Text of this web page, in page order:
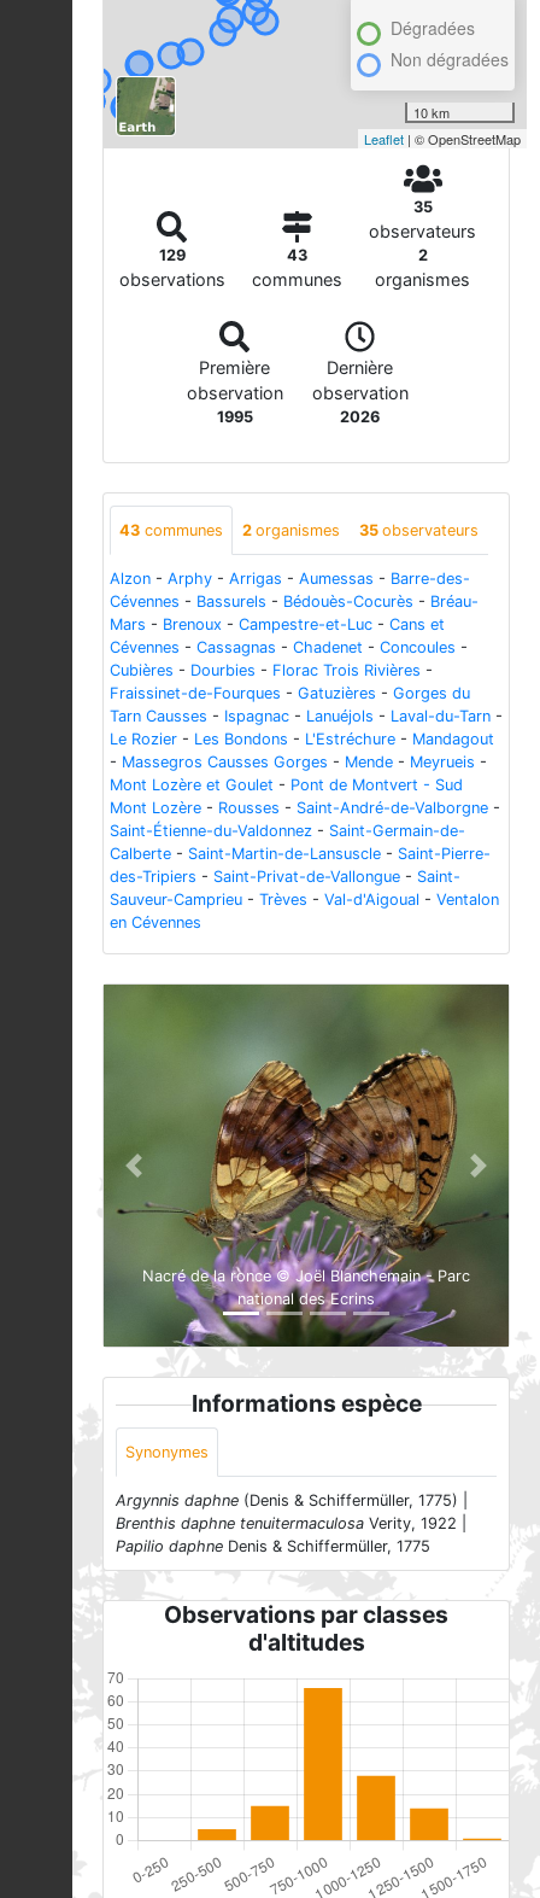
Dégradées
Non dégradées
10 km
Leaflet | © OpenStreetMap
129
observations
43
communes
35
observateurs
2
organismes
Première
observation
1995
Dernière
observation
2026
43 communes 2 organismes 35 observateurs
Alzon - Arphy - Arrigas - Aumessas - Barre-des-
Cévennes - Bassurels - Bédouès-Cocurès - Bréau-
Mars - Brenoux - Campestre-et-Luc - Cans et
Cévennes - Cassagnas - Chadenet - Concoules -
Cubières - Dourbies - Florac Trois Rivières -
Fraissinet-de-Fourques - Gatuzières - Gorges du
Tarn Causses - Ispagnac - Lanuéjols - Laval-du-Tarn -
Le Rozier - Les Bondons - L'Estréchure - Mandagout
- Massegros Causses Gorges - Mende - Meyrueis -
Mont Lozère et Goulet - Pont de Montvert - Sud
Mont Lozère - Rousses - Saint-André-de-Valborgne -
Saint-Étienne-du-Valdonnez - Saint-Germain-de-
Calberte - Saint-Martin-de-Lansuscle - Saint-Pierre-
des-Tripiers - Saint-Privat-de-Vallongue - Saint-
Sauveur-Camprieu - Trèves - Val-d'Aigoual - Ventalon
en Cévennes
Nacré de la ronce © Joël Blanchemain - Parc
national des Ecrins
Previous Next
Informations espèce
Synonymes
Argynnis daphne (Denis & Schiffermüller, 1775) |
Brenthis daphne tenuitermaculosa Verity, 1922 |
Papilio daphne Denis & Schiffermüller, 1775
Observations par classes
d'altitudes